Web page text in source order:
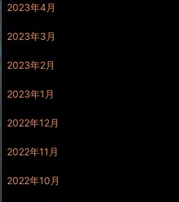
2023年4月
2023年3月
2023年2月
2023年1月
2022年12月
2022年11月
2022年10月